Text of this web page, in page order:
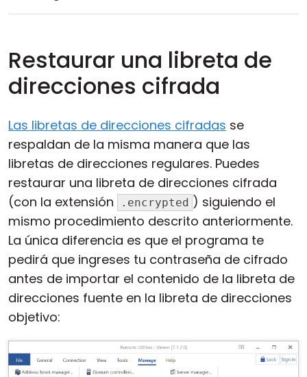
Restaurar una libreta de
direcciones cifrada
Las libretas de direcciones cifradas se
respaldan de la misma manera que las
libretas de direcciones regulares. Puedes
restaurar una libreta de direcciones cifrada
(con la extensión
.encrypted ) siguiendo el
mismo procedimiento descrito anteriormente.
La única diferencia es que el programa te
pedirá que ingreses tu contraseña de cifrado
antes de importar el contenido de la libreta de
direcciones fuente en la libreta de direcciones
objetivo: